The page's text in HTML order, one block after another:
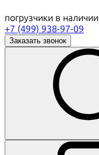
погрузчики в наличии
+7 (499) 938-97-09
Заказать звонок